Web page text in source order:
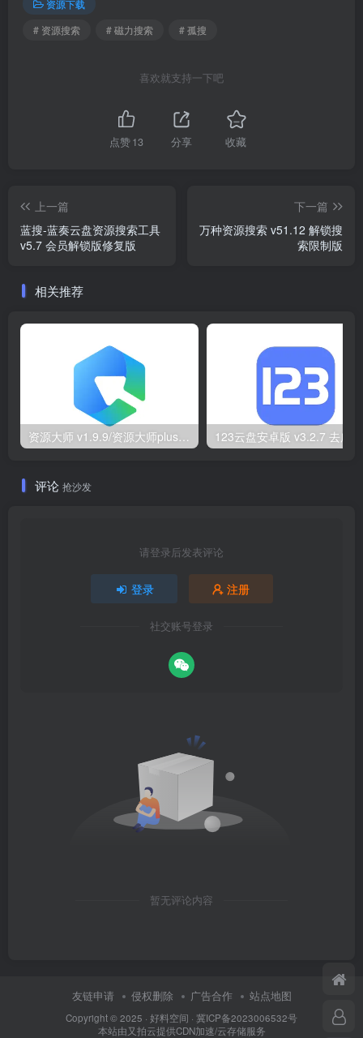
资源下载
# 资源搜索
# 磁力搜索 # 孤搜
喜欢就支持一下吧
点赞13 分享 收藏
上一篇
蓝搜-蓝奏云盘资源搜索工具
v5.7 会员解锁版修复版
下一篇
万种资源搜索 v51.12 解锁搜
索限制版
相关推荐
资源大师 v1.9.9/资源大师plus v1.6.5 解锁VIP会员版
评论 抢沙发
请登录后发表评论
登录 注册
社交账号登录
暂无评论内容
友链申请 侵权删除 广告合作 站点地图
Copyright © 2025 · 好料空间 · 冀ICP备2023006532号
本站由又拍云提供CDN加速/云存储服务